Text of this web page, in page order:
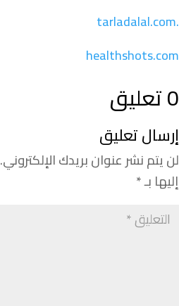
.tarladalal.com
healthshots.com
0 تعليق
إرسال تعليق
لن يتم نشر عنوان بريدك الإلكتروني.
إليها بـ*